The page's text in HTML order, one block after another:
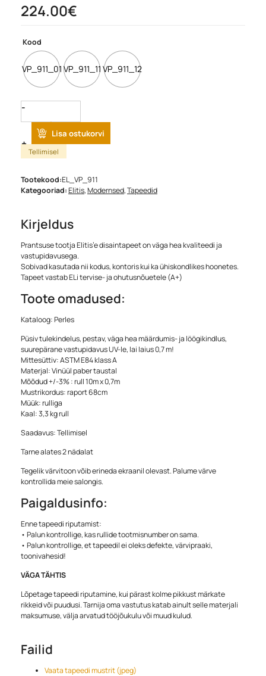
224.00€
Kood
VP_911_01 VP_911_11 VP_911_12
Quantity
Lisa ostukorvi
Tellimisel
Tootekood:EL_VP_911
Kategooriad:Elitis,Modernsed,Tapeedid
Kirjeldus
Prantsuse tootja Elitis’e disaintapeet on väga hea kvaliteedi ja
vastupidavusega.
Sobivad kasutada nii kodus, kontoris kui ka ühiskondlikes hoonetes.
Tapeet vastab ELi tervise- ja ohutusnõuetele (A+)
Toote omadused:
Kataloog: Perles
Püsiv tulekindelus, pestav, väga hea määrdumis- ja löögikindlus,
suurepärane vastupidavus UV-le, lai laius 0,7 m!
Mittesüttiv: ASTM E84 klass A
Materjal: Vinüül paber taustal
Mõõdud +/-3% : rull 10m x 0,7m
Mustrikordus: raport 68cm
Müük: rulliga
Kaal: 3,3 kg rull
Saadavus: Tellimisel
Tarne alates 2 nädalat
Tegelik värvitoon võib erineda ekraanil olevast. Palume värve
kontrollida meie salongis.
Paigaldusinfo:
Enne tapeedi riputamist:
• Palun kontrollige, kas rullide tootmisnumber on sama.
• Palun kontrollige, et tapeedil ei oleks defekte, värvipraaki,
toonivahesid!
VÄGA TÄHTIS
Lõpetage tapeedi riputamine, kui pärast kolme pikkust märkate
rikkeid või puudusi. Tarnija oma vastutus katab ainult selle materjali
maksumuse, välja arvatud tööjõukulu või muud kulud.
Failid
Vaata tapeedi mustrit (jpeg)